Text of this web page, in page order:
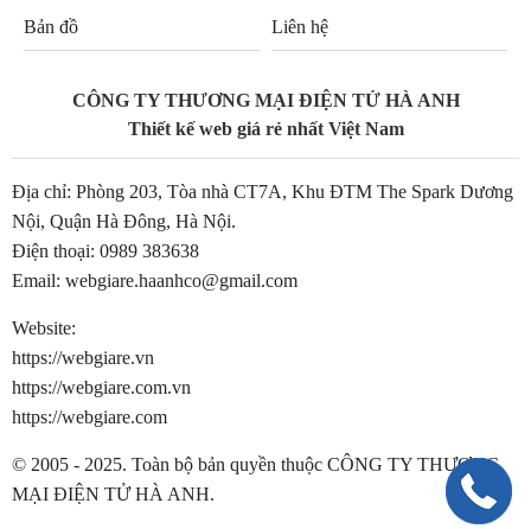
Bản đồ Liên hệ
CÔNG TY THƯƠNG MẠI ĐIỆN TỬ HÀ ANH
Thiết kế web giá rẻ nhất Việt Nam
Địa chỉ: Phòng 203, Tòa nhà CT7A, Khu ĐTM The Spark Dương
Nội, Quận Hà Đông, Hà Nội.
Điện thoại: 0989 383638
Email: webgiare.haanhco@gmail.com
Website:
https://webgiare.vn
https://webgiare.com.vn
https://webgiare.com
© 2005 - 2025. Toàn bộ bản quyền thuộc CÔNG TY THƯƠNG
MẠI ĐIỆN TỬ HÀ ANH.